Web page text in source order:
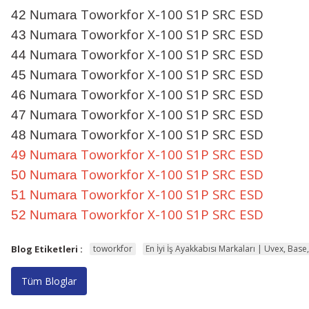
42 Numara Toworkfor X-100 S1P SRC ESD
43 Numara Toworkfor X-100 S1P SRC ESD
44 Numara Toworkfor X-100 S1P SRC ESD
45 Numara Toworkfor X-100 S1P SRC ESD
46 Numara Toworkfor X-100 S1P SRC ESD
47 Numara Toworkfor X-100 S1P SRC ESD
48 Numara Toworkfor X-100 S1P SRC ESD
49 Numara Toworkfor X-100 S1P SRC ESD
50 Numara Toworkfor X-100 S1P SRC ESD
51 Numara Toworkfor X-100 S1P SRC ESD
52 Numara Toworkfor X-100 S1P SRC ESD
Blog Etiketleri : toworkfor En İyi İş Ayakkabısı Markaları | Uvex,
Tüm Bloglar